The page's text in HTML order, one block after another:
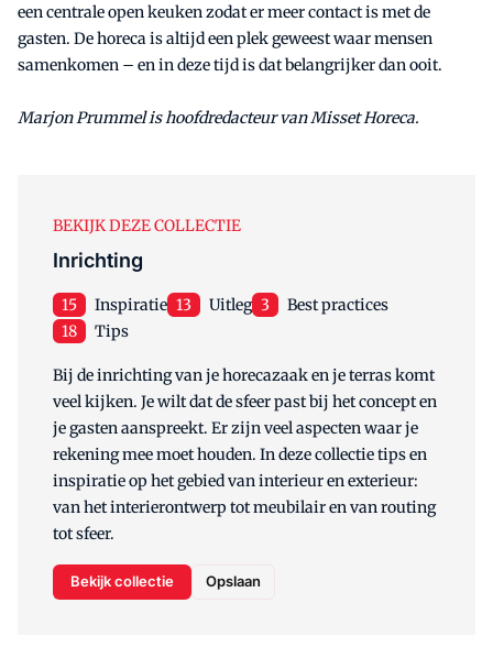
een centrale open keuken zodat er meer contact is met de
gasten. De horeca is altijd een plek geweest waar mensen
samenkomen – en in deze tijd is dat belangrijker dan ooit.
Marjon Prummel is hoofdredacteur van Misset Horeca.
BEKIJK DEZE COLLECTIE
Inrichting
15 Inspiratie 13 Uitleg 3
Best practices
18
Tips
Bij de inrichting van je horecazaak en je terras komt
veel kijken. Je wilt dat de sfeer past bij het concept en
je gasten aanspreekt. Er zijn veel aspecten waar je
rekening mee moet houden. In deze collectie tips en
inspiratie op het gebied van interieur en exterieur:
van het interierontwerp tot meubilair en van routing
tot sfeer.
Bekijk collectie Opslaan